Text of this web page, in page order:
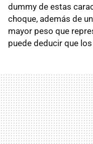
dummy de estas
choque, además de
mayor peso que
puede deducir que